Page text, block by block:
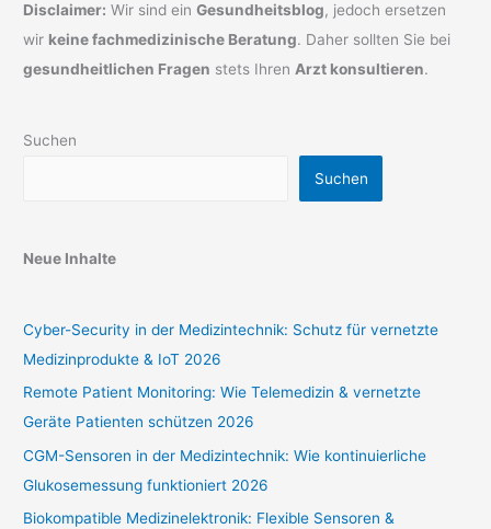
Disclaimer: Wir sind einGesundheitsblog, jedoch ersetzen
wir keine fachmedizinische Beratung. Daher sollten Sie bei
gesundheitlichen Fragen stets Ihren Arzt konsultieren.
Suchen
Suchen
Neue Inhalte
Cyber-Security in der Medizintechnik: Schutz für vernetzte
Medizinprodukte & IoT 2026
Remote Patient Monitoring: Wie Telemedizin & vernetzte
Geräte Patienten schützen 2026
CGM-Sensoren in der Medizintechnik: Wie kontinuierliche
Glukosemessung funktioniert 2026
Biokompatible Medizinelektronik: Flexible Sensoren &